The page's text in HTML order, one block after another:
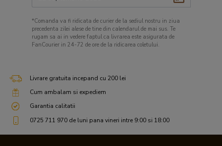
*Comanda va fi ridicata de curier de la sediul nostru in ziua
precedenta zilei alese de tine din calendarul de mai sus. Te
rugam sa ai in vedere faptul ca livrarea este asigurata de
FanCourier in 24-72 de ore de la ridicarea coletului.
Livrare gratuita incepand cu 200 lei
Cum ambalam si expediem
Garantia calitatii
0725 711 970 de luni pana vineri intre 9:00 si 18:00